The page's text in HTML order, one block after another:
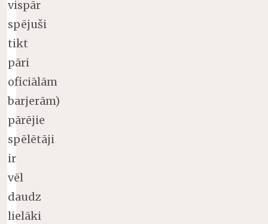
vispār
spējuši
tikt
pāri
oficiālām
barjerām)
pārējie
spēlētāji
ir
vēl
daudz
lielāki